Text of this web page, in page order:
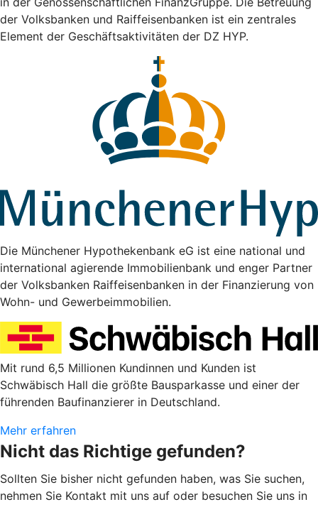
der Volksbanken und Raiffeisenbanken ist ein zentrales
Element der Geschäftsaktivitäten der DZ HYP.
Die Münchener Hypothekenbank eG ist eine national und
international agierende Immobilienbank und enger Partner
der Volksbanken Raiffeisenbanken in der Finanzierung von
Wohn- und Gewerbeimmobilien.
Mit rund 6,5 Millionen Kundinnen und Kunden ist
Schwäbisch Hall die größte Bausparkasse und einer der
führenden Baufinanzierer in Deutschland.
Mehr erfahren
Nicht das Richtige gefunden?
Sollten Sie bisher nicht gefunden haben, was Sie suchen,
nehmen Sie Kontakt mit uns auf oder besuchen Sie uns in